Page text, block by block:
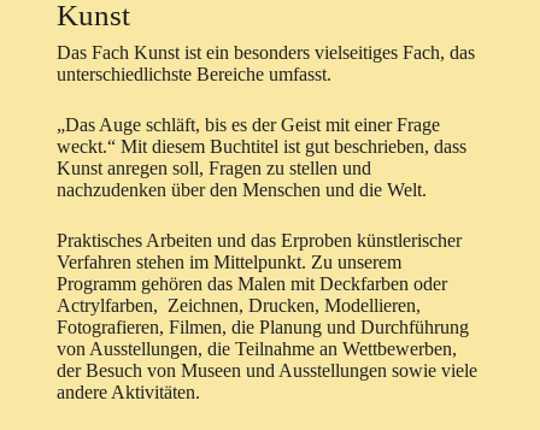
Kunst
Das Fach Kunst ist ein besonders vielseitiges Fach, das
unterschiedlichste Bereiche umfasst.
„Das Auge schläft, bis es der Geist mit einer Frage
weckt.“ Mit diesem Buchtitel ist gut beschrieben, dass
Kunst anregen soll, Fragen zu stellen und
nachzudenken über den Menschen und die Welt.
Praktisches Arbeiten und das Erproben künstlerischer
Verfahren stehen im Mittelpunkt. Zu unserem
Programm gehören das Malen mit Deckfarben oder
Actrylfarben, Zeichnen, Drucken, Modellieren,
Fotografieren, Filmen, die Planung und Durchführung
von Ausstellungen, die Teilnahme an Wettbewerben,
der Besuch von Museen und Ausstellungen sowie viele
andere Aktivitäten.